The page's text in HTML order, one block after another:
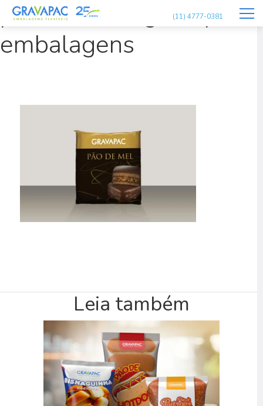
(11) 4777-0381
pao-de-mel-gravapac-
embalagens
Leia também